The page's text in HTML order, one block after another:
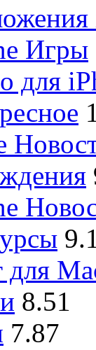
Игры
для
8.51
7.87